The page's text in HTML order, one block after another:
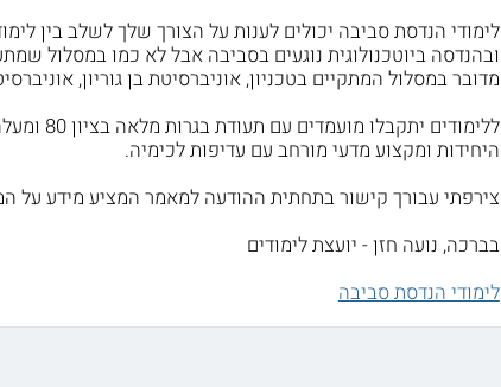
לימודי הנדסת סביבה יכולים לענות על הצורך שלך לשלב בין
ובהנדסה ביוטכנולוגית נוגעים בסביבה אבל לא כמו במסלול
מדובר במסלול המתקיים בטכניון, אוניברסיטת בן גוריון,
היחידות ומקצוע מדעי מורחב עם עדיפות לכימיה.
צירפתי עבורך קישור בתחתית ההודעה למאמר המציע מידע על
בברכה, נועה חזן - יועצת לימודים
לימודי הנדסת סביבה